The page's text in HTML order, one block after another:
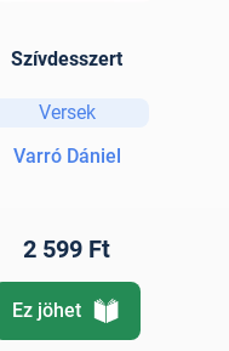
Szívdesszert
Versek
Varró Dániel
2 599 Ft
Ez jöhet